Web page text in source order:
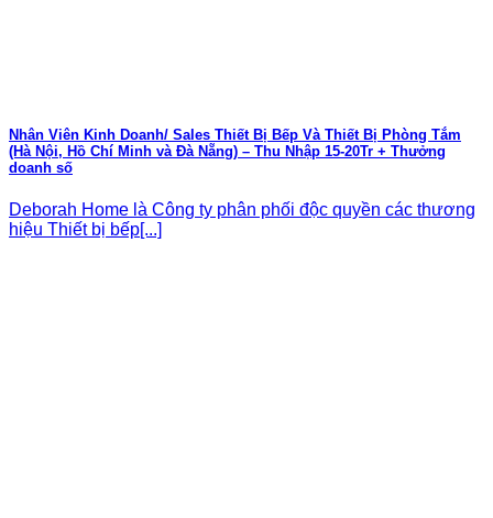
Nhân Viên Kinh Doanh/ Sales Thiết Bị Bếp Và Thiết Bị Phòng Tắm
(Hà Nội, Hồ Chí Minh và Đà Nẵng) – Thu Nhập 15-20Tr + Thưởng
doanh số
Deborah Home là Công ty phân phối độc quyền các thương
hiệu Thiết bị bếp[...]